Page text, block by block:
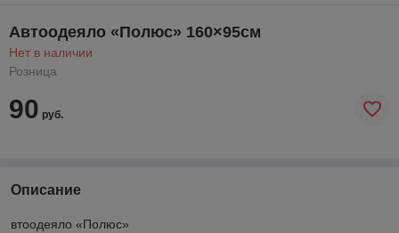
Автоодеяло «Полюс» 160×95см
Нет в наличии
Розница
90 руб.
Описание
втоодеяло «Полюс»